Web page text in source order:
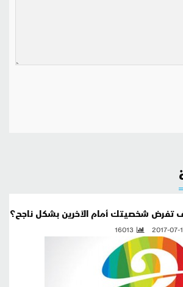
تفرض شخصيتك أمام الآخرين بشكل ناجح؟
2017-07-
16013